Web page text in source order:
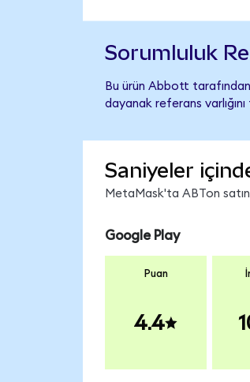
Sorumluluk
Bu ürün Abbott
dayanak referans
Saniyeler
MetaMask'ta ABTon
Google Play
Puan
4.4